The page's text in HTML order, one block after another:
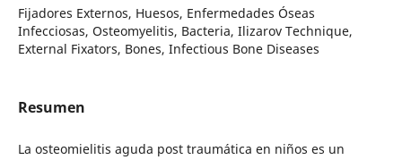
Fijadores Externos, Huesos, Enfermedades Óseas
Infecciosas, Osteomyelitis, Bacteria, Ilizarov Technique,
External Fixators, Bones, Infectious Bone Diseases
Resumen
La osteomielitis aguda post traumática en niños es un